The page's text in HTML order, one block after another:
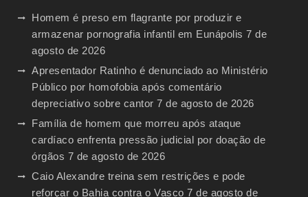
Homem é preso em flagrante por produzir e
armazenar pornografia infantil em Eunápolis 7 de
agosto de 2026
Apresentador Ratinho é denunciado ao Ministério
Público por homofobia após comentário
depreciativo sobre cantor 7 de agosto de 2026
Família de homem que morreu após ataque
cardíaco enfrenta pressão judicial por doação de
órgãos 7 de agosto de 2026
Caio Alexandre treina sem restrições e pode
reforçar o Bahia contra o Vasco 7 de agosto de